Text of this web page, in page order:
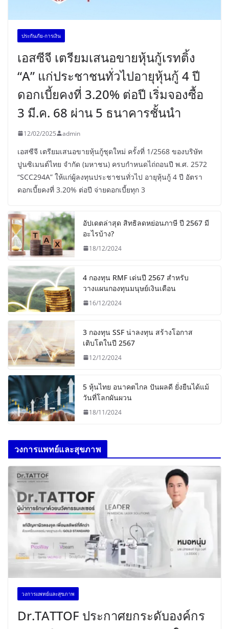
ประกันภัย-การเงิน
เอสซีจี เตรียมเสนอขายหุ้นกู้เรทติ้ง
“A” แก่ประชาชนทั่วไปอายุหุ้นกู้ 4 ปี
ดอกเบี้ยคงที่ 3.20% ต่อปี เริ่มจองซื้อ
3 มี.ค. 68 ผ่าน 5 ธนาคารชั้นนำ
12/02/2025 admin
เอสซีจี เตรียมเสนอขายหุ้นกู้ชุดใหม่ ครั้งที่ 1/2568 ของบริษัท
ปูนซิเมนต์ไทย จำกัด (มหาชน) ครบกำหนดไถ่ถอนปี พ.ศ. 2572
“SCC294A” ให้แก่ผู้ลงทุนประชาชนทั่วไป อายุหุ้นกู้ 4 ปี อัตรา
ดอกเบี้ยคงที่ 3.20% ต่อปี จ่ายดอกเบี้ยทุก 3
อัปเดตล่าสุด สิทธิลดหย่อนภาษี ปี 2567 มี
อะไรบ้าง?
18/12/2024
4 กองทุน RMF เด่นปี 2567 สำหรับ
วางแผนกองทุนมนุษย์เงินเดือน
16/12/2024
3 กองทุน SSF น่าลงทุน สร้างโอกาส
เติบโตในปี 2567
12/12/2024
5 หุ้นไทย อนาคตไกล ปันผลดี ยั่งยืนได้แม้
วันที่โลกผันผวน
18/11/2024
วงการแพทย์และสุขภาพ
วงการแพทย์และสุขภาพ
Dr.TATTOF ประกาศยกระดับองค์กร